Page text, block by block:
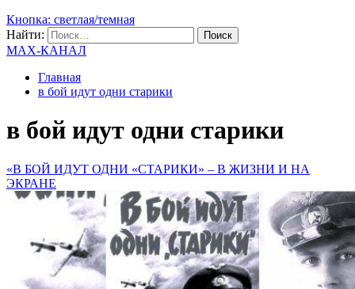
Кнопка: светлая/темная
Найти:
MAX-КАНАЛ
Главная
в бой идут одни старики
в бой идут одни старики
«В БОЙ ИДУТ ОДНИ «СТАРИКИ» – В ЖИЗНИ И НА
ЭКРАНЕ